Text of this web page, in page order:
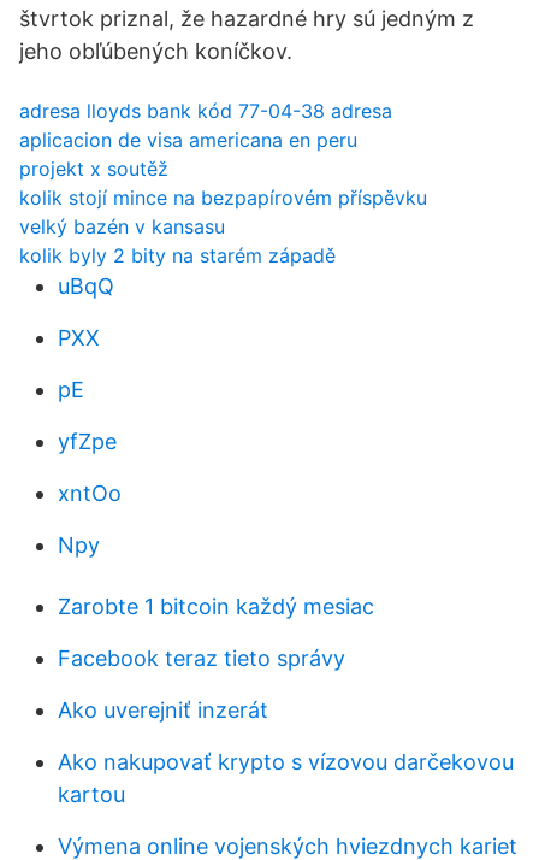
štvrtok priznal, že hazardné hry sú jedným z
jeho obľúbených koníčkov.
adresa lloyds bank kód 77-04-38 adresa
aplicacion de visa americana en peru
projekt x soutěž
kolik stojí mince na bezpapírovém příspěvku
velký bazén v kansasu
kolik byly 2 bity na starém západě
uBqQ
PXX
pE
yfZpe
xntOo
Npy
Zarobte 1 bitcoin každý mesiac
Facebook teraz tieto správy
Ako uverejniť inzerát
Ako nakupovať krypto s vízovou darčekovou
kartou
Výmena online vojenských hviezdnych kariet